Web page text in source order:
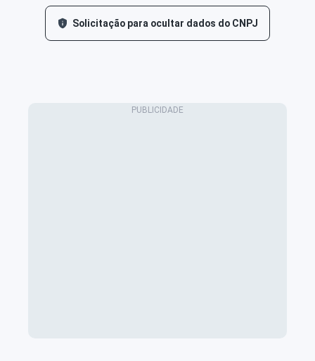
Solicitação para ocultar dados do CNPJ